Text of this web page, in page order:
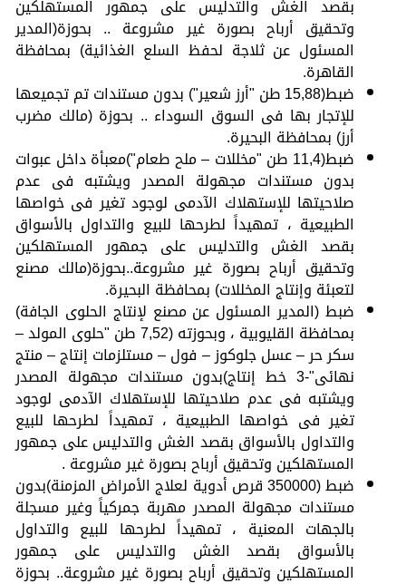
بقصد الغش والتدليس على جمهور المستهلكين
وتحقيق أرباح بصورة غير مشروعة .. بحوزة(المدير
المسئول عن ثلاجة لحفظ السلع الغذائية) بمحافظة
القاهرة.
ضبط(15,88 طن "أرز شعير") بدون مستندات تم تجميعها
للإتجار بها فى السوق السوداء .. بحوزة (مالك مضرب
أرز) بمحافظة البحيرة.
ضبط(11,4 طن "مخللات – ملح طعام")معبأة داخل عبوات
بدون مستندات مجهولة المصدر ويشتبه فى عدم
صلاحيتها للإستهلاك الآدمى لوجود تغير فى خواصها
الطبيعية ، تمهيداً لطرحها للبيع والتداول بالأسواق
بقصد الغش والتدليس على جمهور المستهلكين
وتحقيق أرباح بصورة غير مشروعة..بحوزة(مالك مصنع
لتعبئة وإنتاج المخللات) بمحافظة البحيرة.
ضبط (المدير المسئول عن مصنع لإنتاج الحلوى الجافة)
بمحافظة القليوبية ، وبحوزته (7,52 طن "حلوى المولد –
سكر حر – عسل جلوكوز – فول – مستلزمات إنتاج – منتج
نهائى"-3 خط إنتاج)بدون مستندات مجهولة المصدر
ويشتبه فى عدم صلاحيتها للإستهلاك الآدمى لوجود
تغير فى خواصها الطبيعية ، تمهيداً لطرحها للبيع
والتداول بالأسواق بقصد الغش والتدليس على جمهور
المستهلكين وتحقيق أرباح بصورة غير مشروعة .
ضبط (350000 قرص أدوية لعلاج الأمراض المزمنة)بدون
مستندات مجهولة المصدر مهربة جمركياً وغير مسجلة
بالجهات المعنية ، تمهيداً لطرحها للبيع والتداول
بالأسواق بقصد الغش والتدليس على جمهور
المستهلكين وتحقيق أرباح بصورة غير مشروعة.. بحوزة